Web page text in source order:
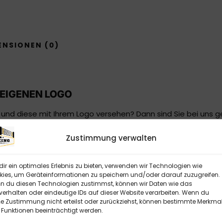
Zustimmung verwalten
ein optimales Erlebnis zu bieten, verwenden wir Technologien wie
um Geräteinformationen zu speichern und/oder darauf zuzugreifen.
du diesen Technologien zustimmst, können wir Daten wie das
oder eindeutige IDs auf dieser Website verarbeiten. Wenn du
Zustimmung nicht erteilst oder zurückziehst, können bestimmte
beeinträchtigt werden.
(0)
LOGO
diese mit Ihrem Logo versehen? Dann sind Sie bei uns
für das Spannschlosscover sowie der Anzahl an den
gestaltet und werten Ihren Boxring auch für Social
TRIFFT AUF INDIVIDUELLES DESIGN
die Sicherheit mit unseren hochwertigen
vor Verletzungen durch die harten Spannschlösser. Auf
eintragen und uns unterschrieben zurück senden.